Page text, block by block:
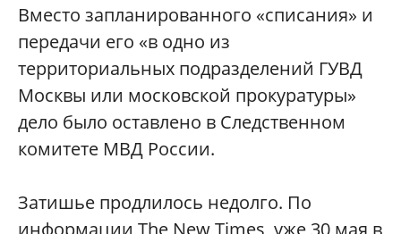
Вместо запланированного «списания» и
передачи его «в одно из
территориальных подразделений ГУВД
Москвы или московской прокуратуры»
дело было оставлено в Следственном
комитете МВД России.
Затишье продлилось недолго. По